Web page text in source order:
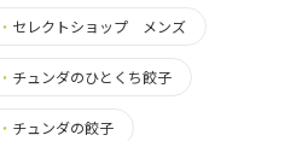
・ セレクトショップ メンズ
・ チュンダのひとくち餃子
・ チュンダの餃子